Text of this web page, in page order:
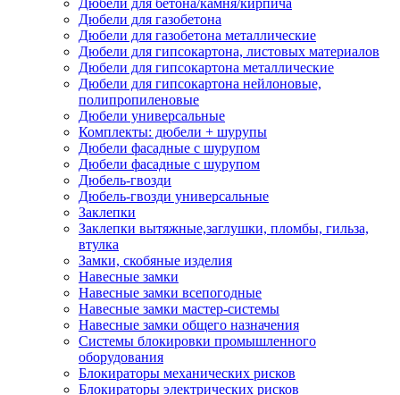
Дюбели для бетона/камня/кирпича
Дюбели для газобетона
Дюбели для газобетона металлические
Дюбели для гипсокартона, листовых материалов
Дюбели для гипсокартона металлические
Дюбели для гипсокартона нейлоновые,
полипропиленовые
Дюбели универсальные
Комплекты: дюбели + шурупы
Дюбели фасадные с шурупом
Дюбели фасадные с шурупом
Дюбель-гвозди
Дюбель-гвозди универсальные
Заклепки
Заклепки вытяжные,заглушки, пломбы, гильза,
втулка
Замки, скобяные изделия
Навесные замки
Навесные замки всепогодные
Навесные замки мастер-системы
Навесные замки общего назначения
Системы блокировки промышленного
оборудования
Блокираторы механических рисков
Блокираторы электрических рисков